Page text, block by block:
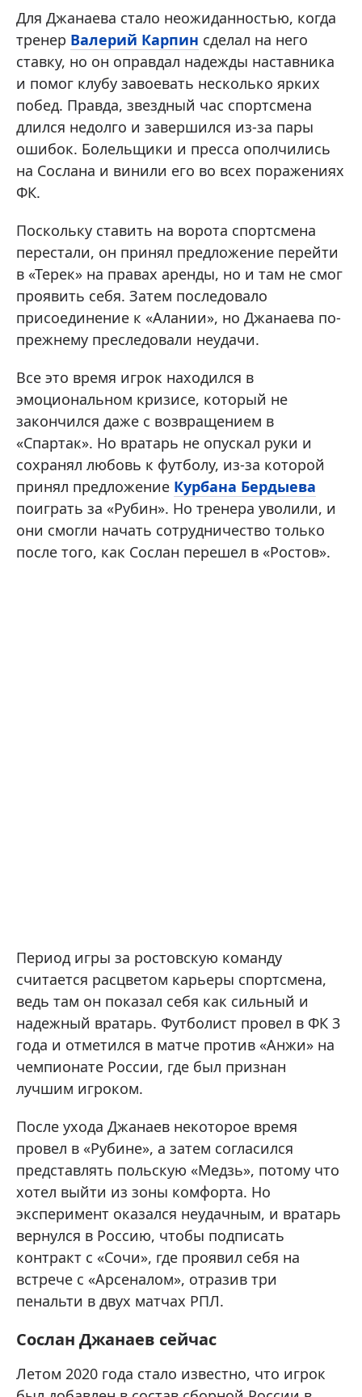
Для Джанаева стало неожиданностью, когда
тренер Валерий Карпин сделал на него
ставку, но он оправдал надежды наставника
и помог клубу завоевать несколько ярких
побед. Правда, звездный час спортсмена
длился недолго и завершился из-за пары
ошибок. Болельщики и пресса ополчились
на Сослана и винили его во всех поражениях
ФК.
Поскольку ставить на ворота спортсмена
перестали, он принял предложение перейти
в «Терек» на правах аренды, но и там не смог
проявить себя. Затем последовало
присоединение к «Алании», но Джанаева по-
прежнему преследовали неудачи.
Все это время игрок находился в
эмоциональном кризисе, который не
закончился даже с возвращением в
«Спартак». Но вратарь не опускал руки и
сохранял любовь к футболу, из-за которой
принял предложение Курбана Бердыева
поиграть за «Рубин». Но тренера уволили, и
они смогли начать сотрудничество только
после того, как Сослан перешел в «Ростов».
Период игры за ростовскую команду
считается расцветом карьеры спортсмена,
ведь там он показал себя как сильный и
надежный вратарь. Футболист провел в ФК 3
года и отметился в матче против «Анжи» на
чемпионате России, где был признан
лучшим игроком.
После ухода Джанаев некоторое время
провел в «Рубине», а затем согласился
представлять польскую «Медзь», потому что
хотел выйти из зоны комфорта. Но
эксперимент оказался неудачным, и вратарь
вернулся в Россию, чтобы подписать
контракт с «Сочи», где проявил себя на
встрече с «Арсеналом», отразив три
пенальти в двух матчах РПЛ.
Сослан Джанаев сейчас
Летом 2020 года стало известно, что игрок